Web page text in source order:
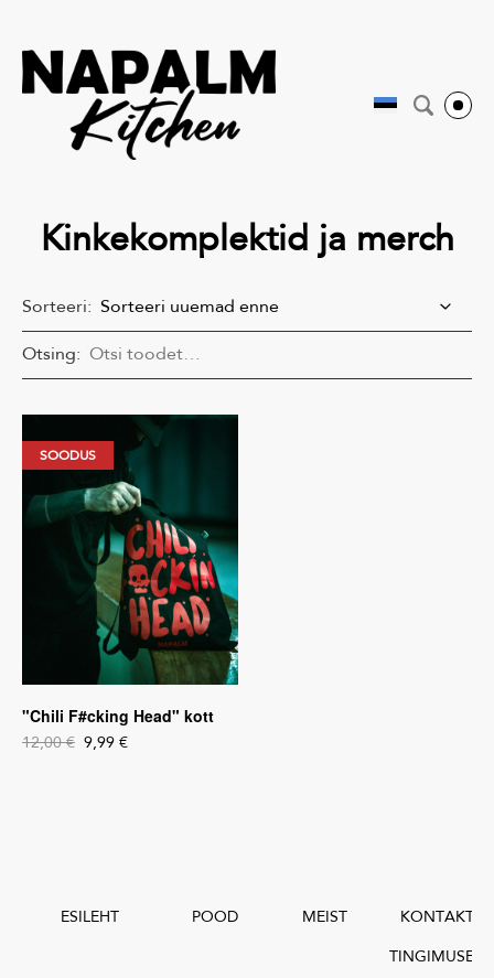
Kinkekomplektid ja merch
Sorteeri:
Otsing:
SOODUS
"Chili F#cking Head" kott
12,00 € 9,99 €
ESILEHT POOD MEIST
KONTAKT
TINGIMUSED